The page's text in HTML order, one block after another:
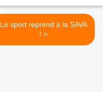
Le sport reprend à la SAVA
! >